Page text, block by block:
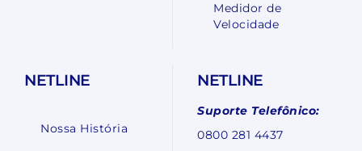
Medidor de
Velocidade
NETLINE
Nossa História
NETLINE
Suporte Telefônico:
0800 281 4437